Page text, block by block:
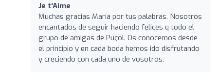
Je t'Aime
Muchas gracias María por tus palabras. Nosotros
encantados de seguir haciendo felices q todo el
grupo de amigas de Puçol. Os conocemos desde
el principio y en cada boda hemos ido disfrutando
y creciendo con cada uno de vosotros.